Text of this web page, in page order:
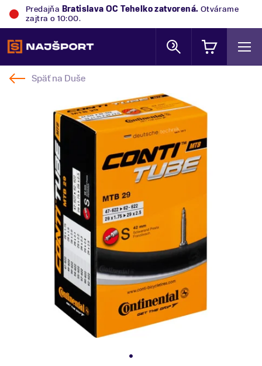
Predajňa Bratislava OC Tehelkozatvorená. Otvárame
zajtra o 10:00.
Späť na Duše